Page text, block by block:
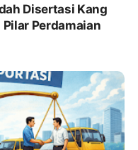
Disertasi Kang
Perdamaian